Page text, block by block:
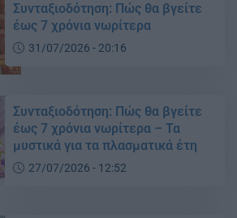
Συνταξιοδότηση: Πώς θα βγείτε
έως 7 χρόνια νωρίτερα
31/07/2026 - 20:16
Συνταξιοδότηση: Πώς θα βγείτε
έως 7 χρόνια νωρίτερα – Τα
μυστικά για τα πλασματικά έτη
27/07/2026 - 12:52